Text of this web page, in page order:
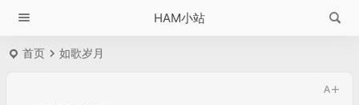
HAM小站
首页 如歌岁月